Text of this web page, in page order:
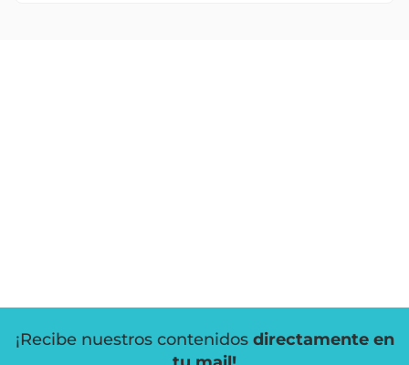
¡Recibe nuestros contenidos directamente en